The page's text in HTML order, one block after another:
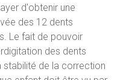
d'obtenir une
des 12 dents
Le fait de pouvoir
des dents
stabilité de la correction